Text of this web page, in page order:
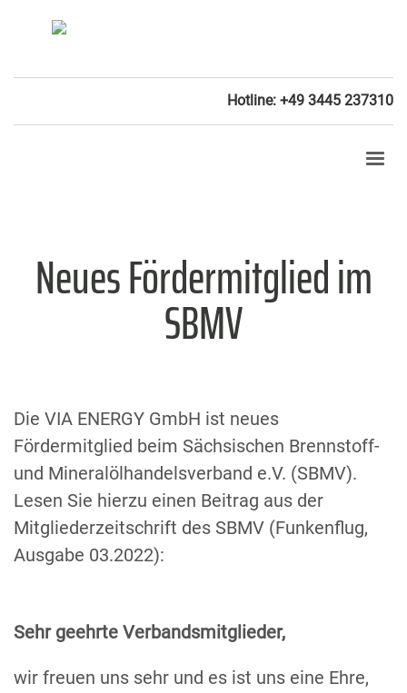
Hotline: +49 3445 237310
Neues Fördermitglied im
SBMV
Die VIA ENERGY GmbH ist neues
Fördermitglied beim Sächsischen Brennstoff-
und Mineralölhandelsverband e.V. (SBMV).
Lesen Sie hierzu einen Beitrag aus der
Mitgliederzeitschrift des SBMV (Funkenflug,
Ausgabe 03.2022):
Sehr geehrte Verbandsmitglieder,
wir freuen uns sehr und es ist uns eine Ehre,